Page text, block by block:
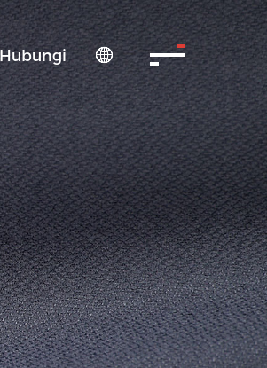
Hubungi 